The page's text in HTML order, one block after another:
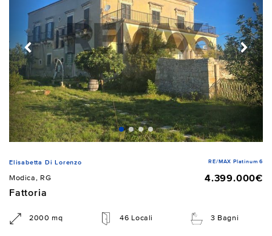
Elisabetta Di Lorenzo RE/MAX Platinum 6
Modica, RG
4.399.000€
Fattoria
2000 mq 46 Locali 3 Bagni